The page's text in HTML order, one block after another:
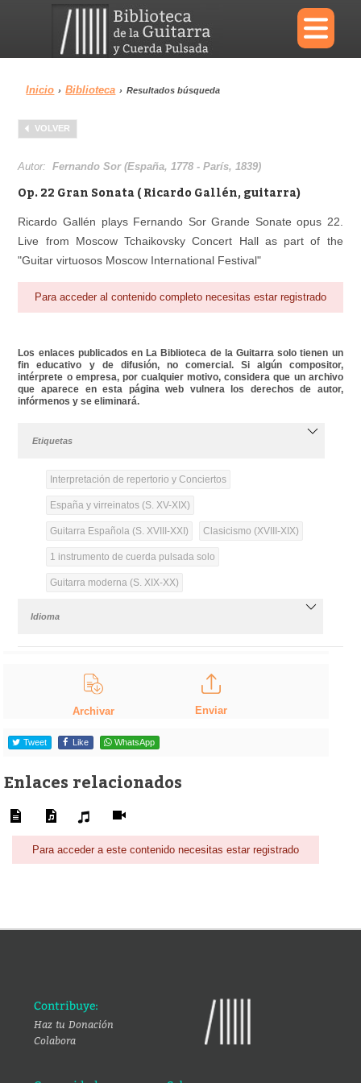
×
Menu
Biblioteca Diccionario
Área personal Reproductor
Inicio › Biblioteca › Resultados búsqueda
VOLVER
Autor:Fernando Sor (España, 1778 - París, 1839)
Op. 22 Gran Sonata ( Ricardo Gallén, guitarra)
Ricardo Gallén plays Fernando Sor Grande Sonate opus 22.
Live from Moscow Tchaikovsky Concert Hall as part of the
"Guitar virtuosos Moscow International Festival"
Para acceder al contenido completo necesitas estar registrado
Los enlaces publicados en La Biblioteca de la Guitarra solo tienen un
fin educativo y de difusión, no comercial. Si algún compositor,
intérprete o empresa, por cualquier motivo, considera que un archivo
que aparece en esta página web vulnera los derechos de autor,
infórmenos y se eliminará.
Etiquetas
Interpretación de repertorio y Conciertos
España y virreinatos (S. XV-XIX)
Guitarra Española (S. XVIII-XXI) Clasicismo (XVIII-XIX)
1 instrumento de cuerda pulsada solo
Guitarra moderna (S. XIX-XX)
Idioma
Archivar Enviar
Tweet Like WhatsApp
Enlaces relacionados
Para acceder a este contenido necesitas estar registrado
Contribuye:
Haz tu Donación
Colabora